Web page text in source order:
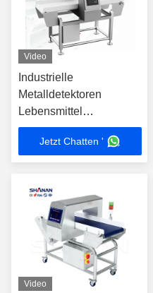
Video
Industrielle
Metalldetektoren
Lebensmittel
Aluminiumfolienverpackung
Förderbänder Gemüse
Fleisch Rindfleisch
Süßigkeiten
Jetzt Chatten '
Video